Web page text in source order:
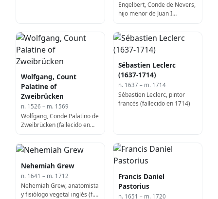
Engelbert, Conde de Nevers,
hijo menor de Juan I
Wolfgang, Count
Palatine of
Zweibrücken
n. 1526 – m. 1569
Wolfgang, Conde Palatino de
Zweibrücken (fallecido en
Sébastien Leclerc
(1637-1714)
n. 1637 – m. 1714
Sébastien Leclerc, pintor
francés (fallecido en 1714)
Nehemiah Grew
n. 1641 – m. 1712
Nehemiah Grew, anatomista
y fisiólogo vegetal inglés (f.
Francis Daniel
Pastorius
n. 1651 – m. 1720